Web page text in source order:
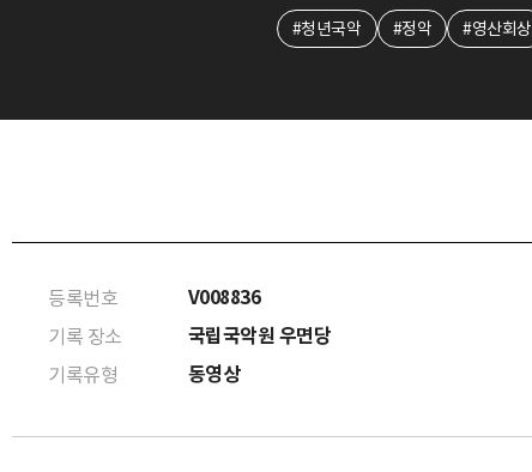
#청년국악 #정악 #영산회상
등록번호 V008836
기록 장소
국립국악원 우면당
기록유형 동영상